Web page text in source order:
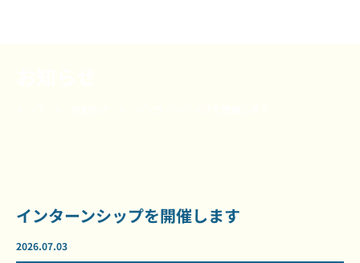
インターンシップを開催します
2026.07.03